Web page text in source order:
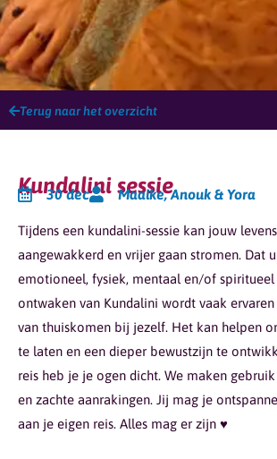
Terug naar het overzicht
Kundalini sessie
30 dec Maaike, Anouk & Yora
Tijdens een kundalini-sessie kan jouw
aangewakkerd en vrijer gaan stromen. Dat
emotioneel, fysiek, mentaal en/of spiritueel
ontwaken van Kundalini wordt vaak ervaren
van thuiskomen bij jezelf. Het kan helpen
te laten en een dieper bewustzijn te
reis heb je je ogen dicht. We maken
en zachte aanrakingen. Jij mag je
aan je eigen reis. Alles mag er zijn ♥︎